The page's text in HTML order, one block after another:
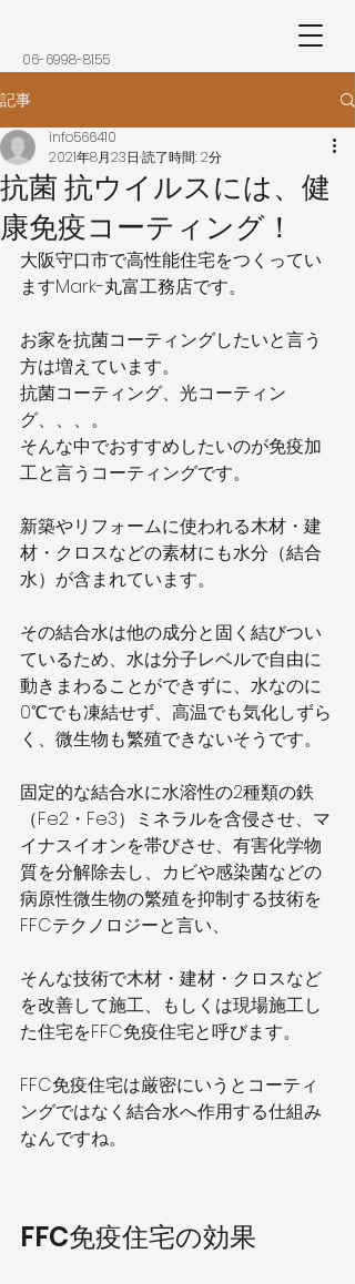
​06-6998-8155
記事
抗菌 抗ウイルスには、健
康免疫コーティング！
info566410
2021年8月23日 読了時間: 2分
大阪守口市で高性能住宅をつくってい
ますMark-丸富工務店です。
お家を抗菌コーティングしたいと言う
方は増えています。
抗菌コーティング、光コーティン
グ、、、。
そんな中でおすすめしたいのが免疫加
工と言うコーティングです。
新築やリフォームに使われる木材・建
材・クロスなどの素材にも水分（結合
水）が含まれています。
その結合水は他の成分と固く結びつい
ているため、水は分子レベルで自由に
動きまわることができずに、水なのに
0℃でも凍結せず、高温でも気化しずら
く、微生物も繁殖できないそうです。
固定的な結合水に水溶性の2種類の鉄
（Fe2・Fe3）ミネラルを含侵させ、マ
イナスイオンを帯びさせ、有害化学物
質を分解除去し、カビや感染菌などの
病原性微生物の繁殖を抑制する技術を
FFCテクノロジーと言い、
そんな技術で木材・建材・クロスなど
を改善して施工、もしくは現場施工し
た住宅をFFC免疫住宅と呼びます。
FFC免疫住宅は厳密にいうとコーティ
ングではなく結合水へ作用する仕組み
なんですね。
FFC免疫住宅の効果